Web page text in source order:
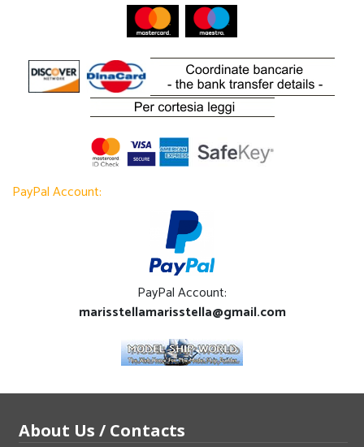
PayPal Account:
PayPal Account:
marisstellamarisstella@gmail.com
About Us / Contacts